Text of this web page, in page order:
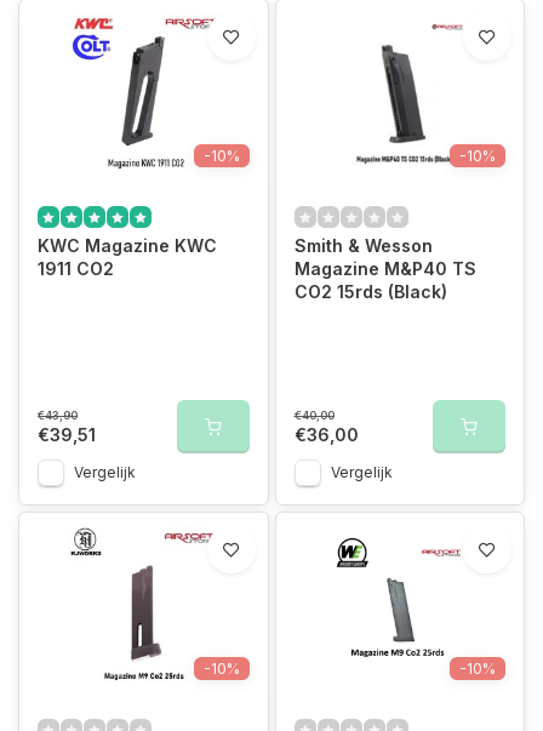
-10%
KWC Magazine KWC
1911 CO2
€43,90
€39,51
Vergelijk
-10%
Smith & Wesson
Magazine M&P40 TS
CO2 15rds (Black)
€40,00
€36,00
Vergelijk
-10% -10%